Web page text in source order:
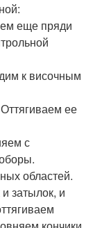
еще пряди
к височным
ее
с
областей.
затылок, и